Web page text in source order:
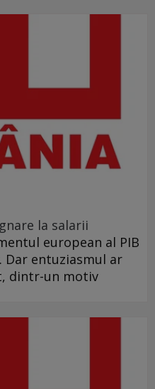
la salarii
european al PIB
Dar entuziasmul ar
dintr-un motiv